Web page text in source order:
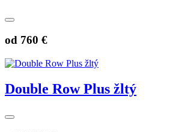
od 760 €
Double Row Plus žltý